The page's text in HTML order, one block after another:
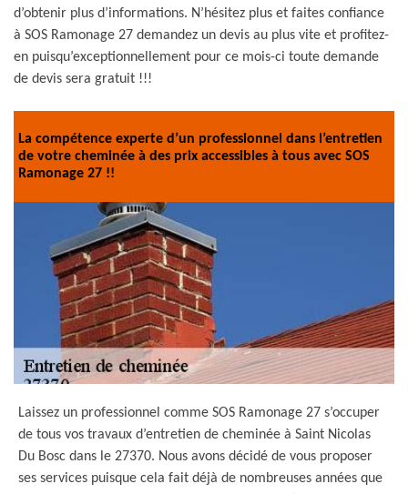
d’obtenir plus d’informations. N’hésitez plus et faites confiance
à SOS Ramonage 27 demandez un devis au plus vite et profitez-
en puisqu’exceptionnellement pour ce mois-ci toute demande
de devis sera gratuit !!!
La compétence experte d’un professionnel dans l’entretien
de votre cheminée à des prix accessibles à tous avec SOS
Ramonage 27 !!
Laissez un professionnel comme SOS Ramonage 27 s’occuper
de tous vos travaux d’entretien de cheminée à Saint Nicolas
Du Bosc dans le 27370. Nous avons décidé de vous proposer
ses services puisque cela fait déjà de nombreuses années que